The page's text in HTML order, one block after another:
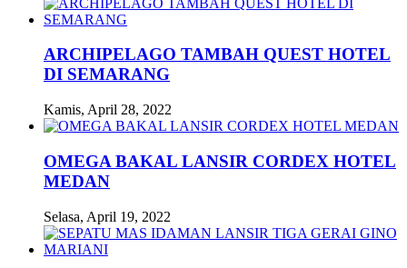
ARCHIPELAGO TAMBAH QUEST HOTEL
DI SEMARANG
Kamis, April 28, 2022
OMEGA BAKAL LANSIR CORDEX HOTEL
MEDAN
Selasa, April 19, 2022